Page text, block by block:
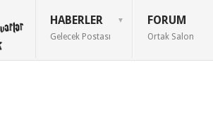
HABERLER
Gelecek Postası
FORUM
Ortak Salon